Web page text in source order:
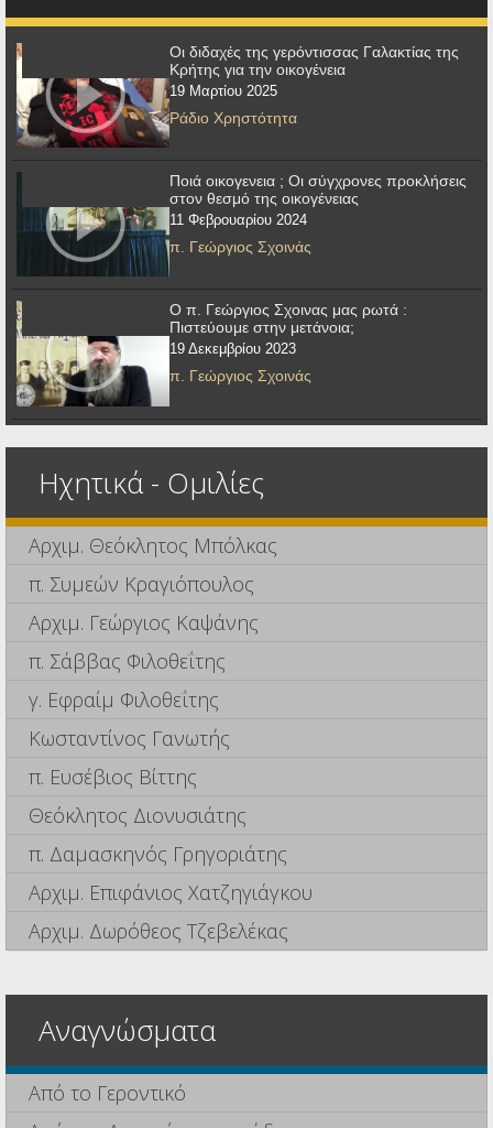
Οι διδαχές της γερόντισσας Γαλακτίας της
Κρήτης για την οικογένεια
19 Μαρτίου 2025
Ράδιο Χρηστότητα
Ποιά οικογενεια ; Οι σύγχρονες προκλήσεις
στον θεσμό της οικογένειας
11 Φεβρουαρίου 2024
π. Γεώργιος Σχοινάς
Ο π. Γεώργιος Σχοινας μας ρωτά :
Πιστεύουμε στην μετάνοια;
19 Δεκεμβρίου 2023
π. Γεώργιος Σχοινάς
Ηχητικά - Ομιλίες
Αρχιμ. Θεόκλητος Μπόλκας
π. Συμεών Κραγιόπουλος
Αρχιμ. Γεώργιος Καψάνης
π. Σάββας Φιλοθεΐτης
γ. Εφραίμ Φιλοθεΐτης
Κωσταντίνος Γανωτής
π. Ευσέβιος Βίττης
Θεόκλητος Διονυσιάτης
π. Δαμασκηνός Γρηγοριάτης
Αρχιμ. Επιφάνιος Χατζηγιάγκου
Αρχιμ. Δωρόθεος Τζεβελέκας
Αναγνώσματα
Από το Γεροντικό